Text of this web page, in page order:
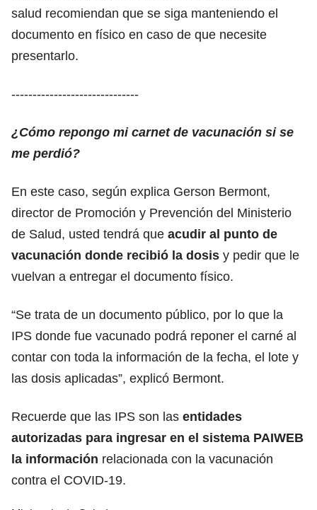
salud recomiendan que se siga manteniendo el
documento en físico en caso de que necesite
presentarlo.
------------------------------
¿Cómo repongo mi carnet de vacunación si se
me perdió?
En este caso, según explica Gerson Bermont,
director de Promoción y Prevención del Ministerio
de Salud, usted tendrá que acudir al punto de
vacunación donde recibió la dosis y pedir que le
vuelvan a entregar el documento físico.
“Se trata de un documento público, por lo que la
IPS donde fue vacunado podrá reponer el carné al
contar con toda la información de la fecha, el lote y
las dosis aplicadas”, explicó Bermont.
Recuerde que las IPS son las entidades
autorizadas para ingresar en el sistema PAIWEB
la información relacionada con la vacunación
contra el COVID-19.